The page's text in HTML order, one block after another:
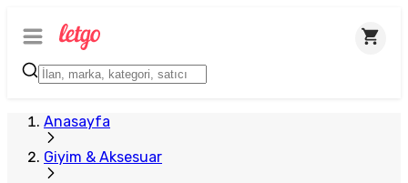
Anasayfa
Giyim & Aksesuar